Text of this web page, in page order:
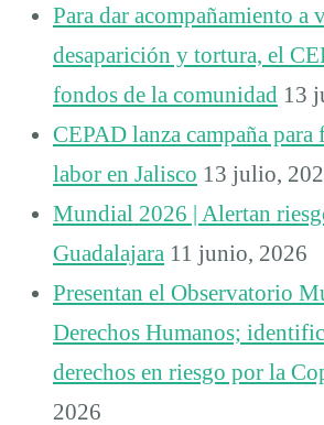
Para dar acompañamiento a
desaparición y tortura, el
fondos de la comunidad 13
CEPAD lanza campaña para
labor en Jalisco 13 julio,
Mundial 2026 | Alertan
Guadalajara 11 junio, 2026
Presentan el Observatorio
Derechos Humanos;
derechos en riesgo por la
2026